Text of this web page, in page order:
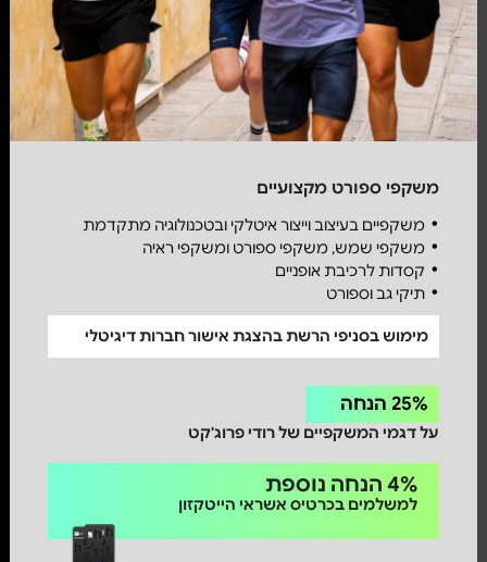
משקפי ספורט מקצועיים
משקפיים בעיצוב וייצור איטלקי ובטכנולוגיה מתקדמת
משקפי שמש, משקפי ספורט ומשקפי ראיה
קסדות לרכיבת אופניים
תיקי גב וספורט
מימוש בסניפי הרשת בהצגת אישור חברות דיגיטלי
25% הנחה
על דגמי המשקפיים של רודי פרוג'קט
4% הנחה נוספת
למשלמים בכרטיס אשראי הייטקזון